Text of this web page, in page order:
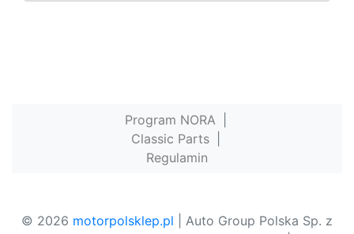
Program NORA
Classic Parts
Regulamin
© 2026 motorpolsklep.pl | Auto Group Polska Sp. z